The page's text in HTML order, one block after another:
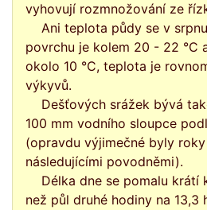
vyhovují rozmnožování ze
Ani teplota půdy se v
povrchu je kolem 20 - 22 °C
okolo 10 °C, teplota je
výkyvů.
Dešťových srážek bývá
100 mm vodního sloupce
(opravdu výjimečné byly
následujícími povodněmi).
Délka dne se pomalu krátí
než půl druhé hodiny na 13,3